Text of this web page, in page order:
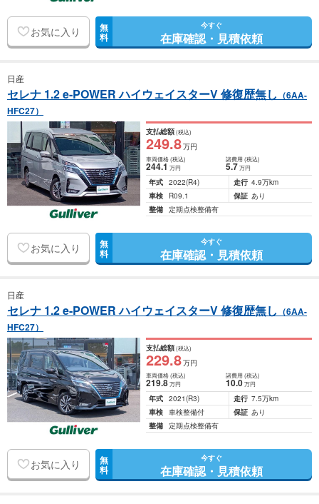
お気に入り 無
料
今すぐ
在庫確認・見積依頼
日産
セレナ 1.2 e-POWER ハイウェイスターV 修復歴無し （6AA-
HFC27）
支払総額(税込)
249.8万円
車両価格(税込)
244.1万円
諸費用 (税込)
5.7 万円
年式 2022(R4) 走行 4.9万km
車検
R09.1 保証 あり
整備 定期点検整備有
お気に入り 無
料
今すぐ
在庫確認・見積依頼
日産
セレナ 1.2 e-POWER ハイウェイスターV 修復歴無し （6AA-
HFC27）
支払総額(税込)
229.8万円
車両価格(税込)
219.8万円
諸費用 (税込)
10.0 万円
年式 2021(R3) 走行 7.5万km
車検 車検整備付 保証 あり
整備 定期点検整備有
お気に入り 無
料
今すぐ
在庫確認・見積依頼